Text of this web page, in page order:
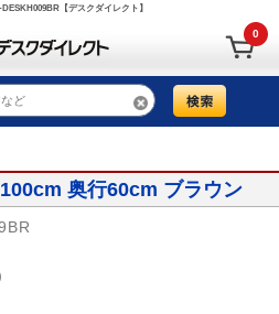
【デスクダイレクト】
0
奥行60cm ブラウン